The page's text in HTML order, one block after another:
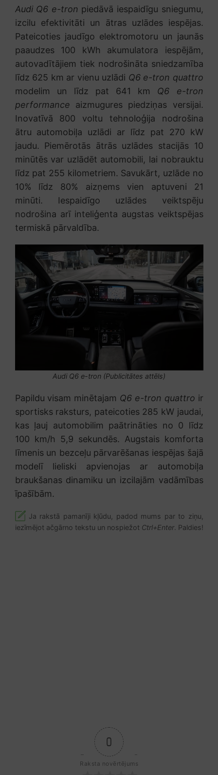
Audi Q6 e-tron piedāvā iespaidīgu sniegumu,
izcilu efektivitāti un ātras uzlādes iespējas.
Pateicoties jaudīgo elektromotoru un jaunās
paaudzes 100 kWh akumulatora iespējām,
autovadītājiem tiek nodrošināta sniedzamība
līdz 625 km ar vienu uzlādi Q6 e-tron quattro
modelim un līdz pat 641 km Q6 e-tron
performance aizmugures piedziņas versijai.
Inovatīvā 800 voltu tehnoloģija nodrošina
ātru automobiļa uzlādi ar līdz pat 270 kW
jaudu. Piemērotās ātrās uzlādes stacijās 10
minūtēs var uzlādēt automobili, lai nobrauktu
līdz pat 255 kilometriem. Savukārt, uzlāde no
10% līdz 80% aizņems vien aptuveni 21
minūti. Iespaidīgo uzlādes veiktspēju
nodrošina arī inteliģenta augstas veiktspējas
termiskā pārvaldība.
Audi Q6 e-tron (Publicitātes attēls)
Papildu visam minētajam Q6 e-tron quattro ir
sportisks raksturs, pateicoties 285 kW jaudai,
kas ļauj automobilim paātrināties no 0 līdz
100 km/h 5,9 sekundēs. Augstais komforta
līmenis un bezceļu pārvarēšanas iespējas šajā
modelī lieliski apvienojas ar automobiļa
braukšanas dinamiku un izcilajām vadāmības
īpašībām.
Ja rakstā pamanīji kļūdu, padod mums par to ziņu,
iezīmējot ačgārno tekstu un nospiežot Ctrl+Enter. Paldies!
0
Raksta novērtējums